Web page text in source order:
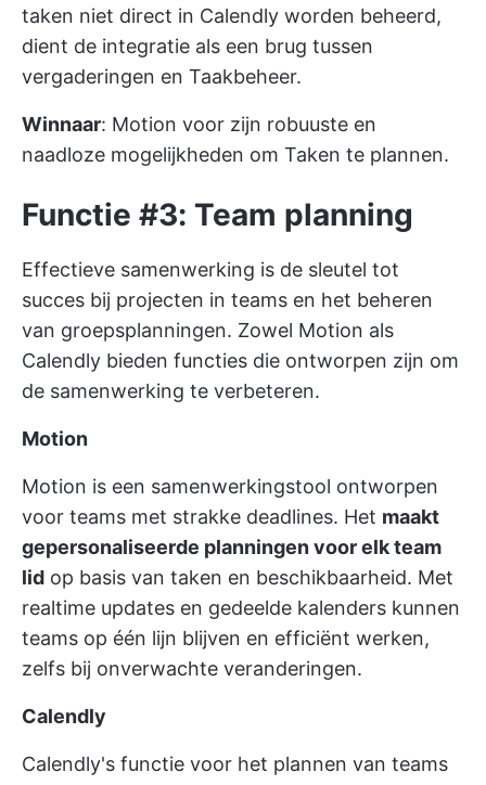
taken niet direct in Calendly worden beheerd,
dient de integratie als een brug tussen
vergaderingen en Taakbeheer.
Winnaar: Motion voor zijn robuuste en
naadloze mogelijkheden om Taken te plannen.
Functie #3: Team planning
Effectieve samenwerking is de sleutel tot
succes bij projecten in teams en het beheren
van groepsplanningen. Zowel Motion als
Calendly bieden functies die ontworpen zijn om
de samenwerking te verbeteren.
Motion
Motion is een samenwerkingstool ontworpen
voor teams met strakke deadlines. Het maakt
gepersonaliseerde planningen voor elk team
lid op basis van taken en beschikbaarheid. Met
realtime updates en gedeelde kalenders kunnen
teams op één lijn blijven en efficiënt werken,
zelfs bij onverwachte veranderingen.
Calendly
Calendly's functie voor het plannen van teams